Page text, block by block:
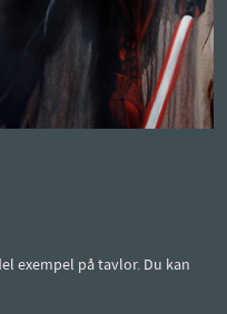
exempel på tavlor. Du kan